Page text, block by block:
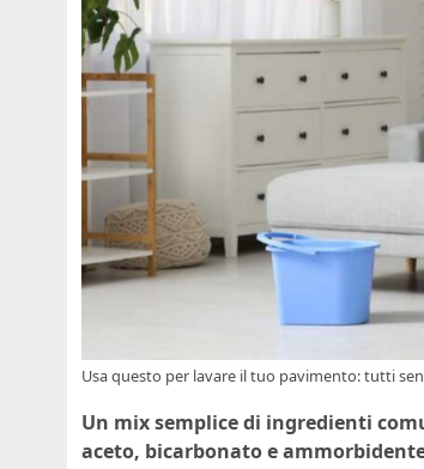
Usa questo per lavare il tuo pavimento: tutti
Un mix semplice di ingredienti
aceto, bicarbonato e